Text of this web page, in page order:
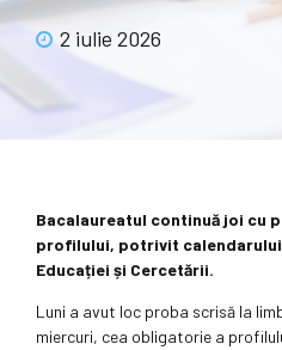
2 iulie 2026
Bacalaureatul continuă joi cu
profilului, potrivit
Educației și Cercetării.
Luni a avut loc proba scrisă la
miercuri, cea obligatorie a